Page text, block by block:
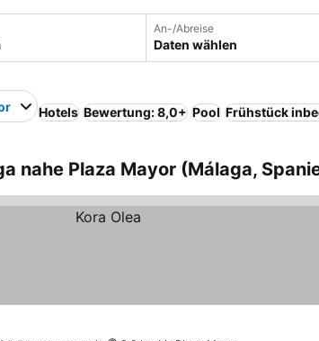
An-/Abreise
Daten wählen
Hotels Bewertung: 8,0+ Pool Frühstück
nahe Plaza Mayor (Málaga,